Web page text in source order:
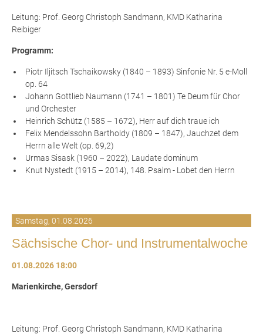
Leitung: Prof. Georg Christoph Sandmann, KMD Katharina
Reibiger
Programm:
Piotr Iljitsch Tschaikowsky (1840 – 1893) Sinfonie Nr. 5 e-Moll
op. 64
Johann Gottlieb Naumann (1741 – 1801) Te Deum für Chor
und Orchester
Heinrich Schütz (1585 – 1672), Herr auf dich traue ich
Felix Mendelssohn Bartholdy (1809 – 1847), Jauchzet dem
Herrn alle Welt (op. 69,2)
Urmas Sisask (1960 – 2022), Laudate dominum
Knut Nystedt (1915 – 2014), 148. Psalm - Lobet den Herrn
Samstag, 01.08.2026
Sächsische Chor- und Instrumentalwoche
01.08.2026 18:00
Marienkirche, Gersdorf
Leitung: Prof. Georg Christoph Sandmann, KMD Katharina